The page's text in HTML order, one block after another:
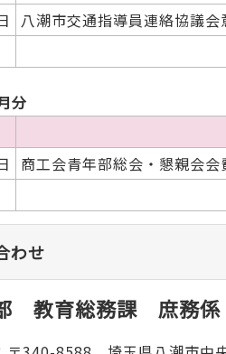
八潮市交通指導員連絡協議
分
商工会青年部総会・懇親会会
わせ
教育総務課 庶務係